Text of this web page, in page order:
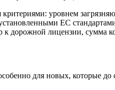
уровнем
установленными ЕС
дорожной лицензии, сумма
для новых,